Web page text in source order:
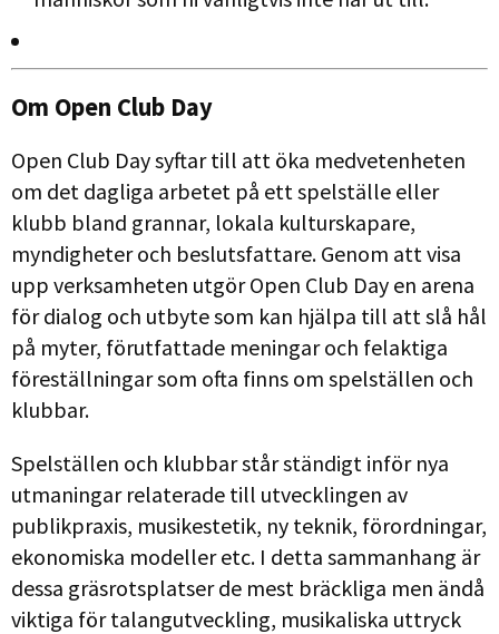
Om Open Club Day
Open Club Day syftar till att öka medvetenheten
om det dagliga arbetet på ett spelställe eller
klubb bland grannar, lokala kulturskapare,
myndigheter och beslutsfattare. Genom att visa
upp verksamheten utgör Open Club Day en arena
för dialog och utbyte som kan hjälpa till att slå hål
på myter, förutfattade meningar och felaktiga
föreställningar som ofta finns om spelställen och
klubbar.
Spelställen och klubbar står ständigt inför nya
utmaningar relaterade till utvecklingen av
publikpraxis, musikestetik, ny teknik, förordningar,
ekonomiska modeller etc. I detta sammanhang är
dessa gräsrotsplatser de mest bräckliga men ändå
viktiga för talangutveckling, musikaliska uttryck